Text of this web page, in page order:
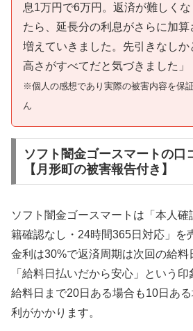
息1万円で6万円。返済が難しく
たら、延長分の利息がさらに加算
増えていきました。先引きなし
高さがすべてだと気づきました」
※個人の感想であり実際の被害内容を保
ん
ソフト闇金ゴースマートの口
【月形町の被害報告付き】
ソフト闇金ゴースマートは「本人
籍確認なし・24時間365日対応」を
金利は30%で返済周期は次回の給料
「給料日払いだから安心」という印
給料日まで20日ある場合も10日あ
利がかかります。